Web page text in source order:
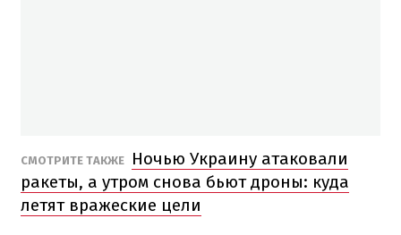
СМОТРИТЕ ТАКЖЕ
Ночью Украину атаковали
ракеты, а утром снова бьют дроны: куда
летят вражеские цели